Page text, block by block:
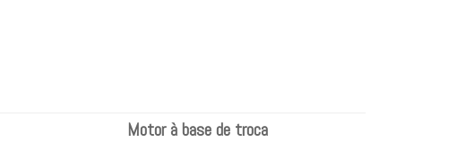
Motor à base de troca